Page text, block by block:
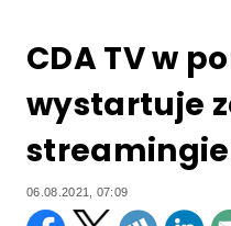
CDA TV w
wystartuje
06.08.2021, 07:09